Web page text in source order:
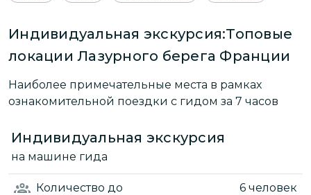
Индивидуальная экскурсия:Топовые
локации Лазурного берега Франции
Наиболее примечательные места в рамках
ознакомительной поездки с гидом за 7 часов
Индивидуальная экскурсия
на машине гида
Количество до 6 человек